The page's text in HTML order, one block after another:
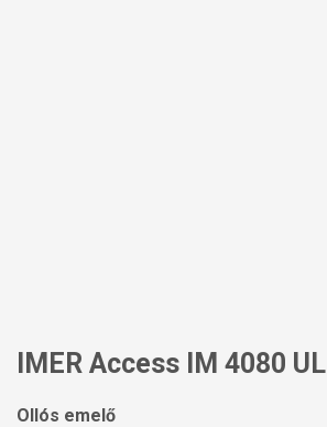
IMER Access IM 4080 UL
Ollós emelő